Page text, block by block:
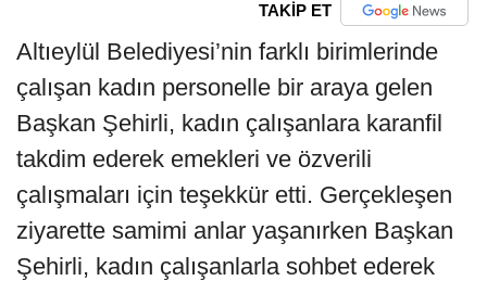
TAKİP ET
Altıeylül Belediyesi’nin farklı birimlerinde
çalışan kadın personelle bir araya gelen
Başkan Şehirli, kadın çalışanlara karanfil
takdim ederek emekleri ve özverili
çalışmaları için teşekkür etti. Gerçekleşen
ziyarette samimi anlar yaşanırken Başkan
Şehirli, kadın çalışanlarla sohbet ederek